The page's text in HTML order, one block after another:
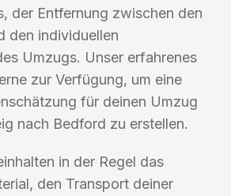
der Entfernung zwischen den
den individuellen
Umzugs. Unser erfahrenes
zur Verfügung, um eine
für deinen Umzug
nach Bedford zu erstellen.
in der Regel das
den Transport deiner